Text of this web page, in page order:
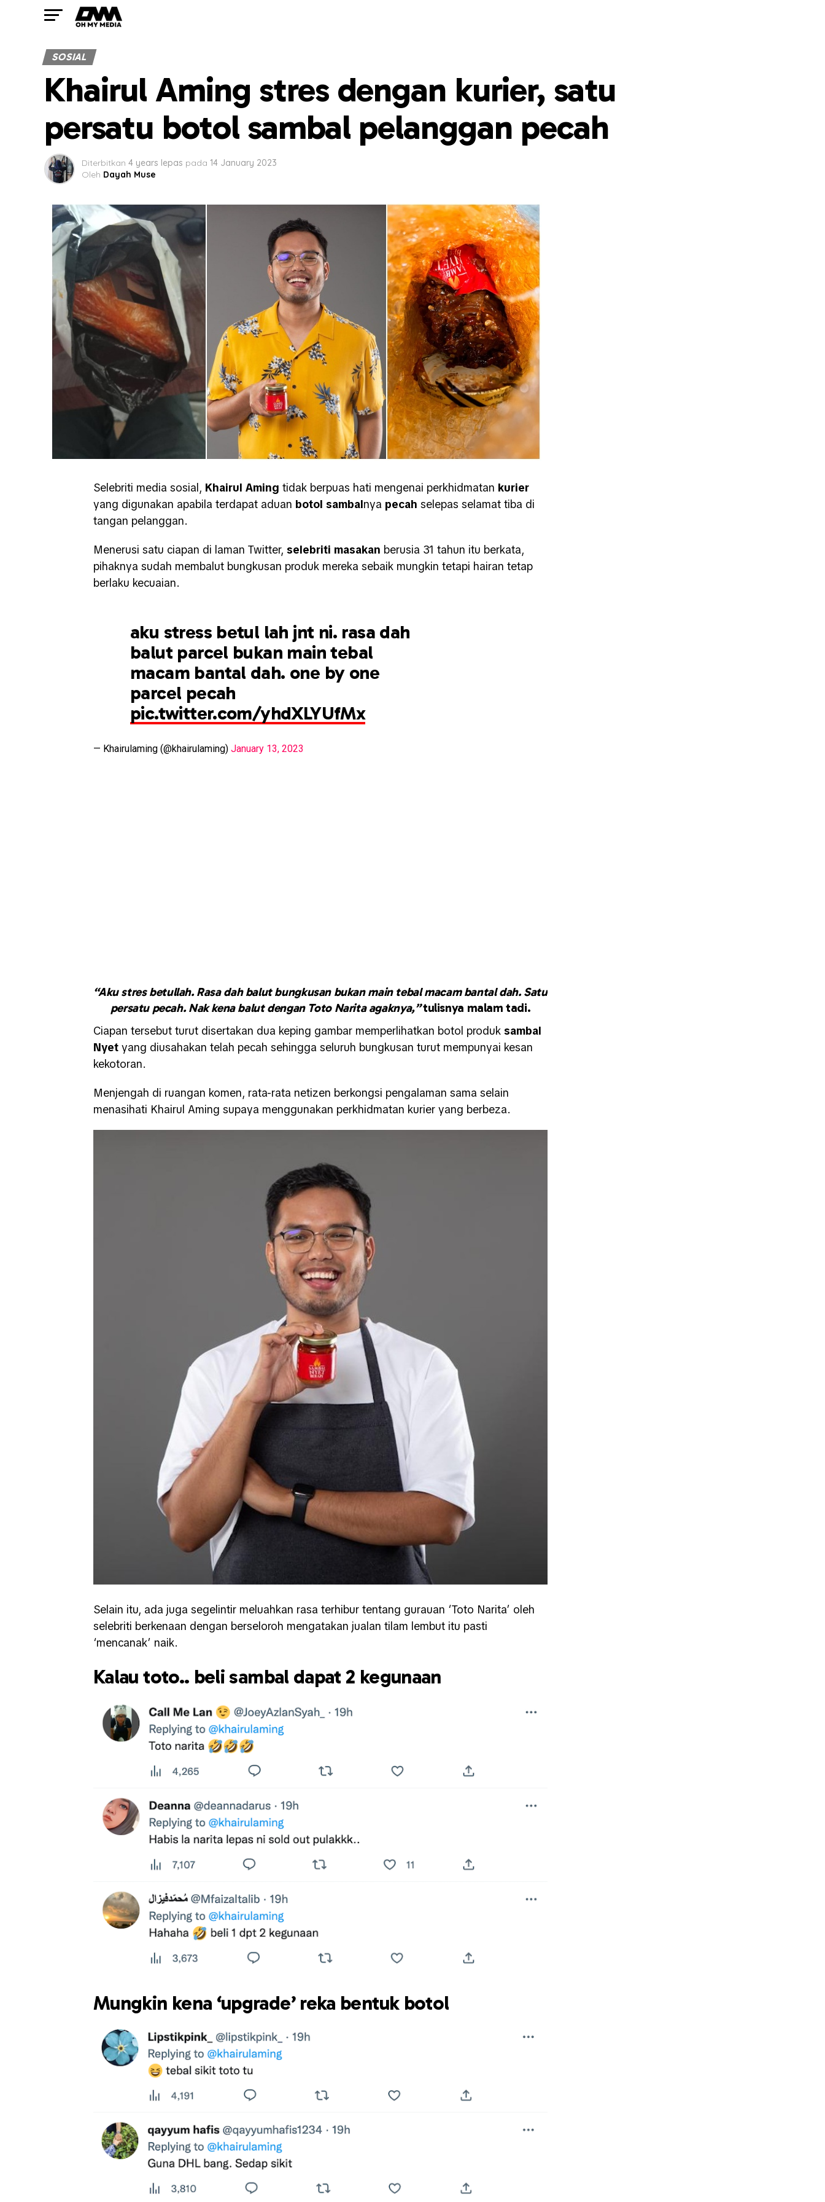
SOSIAL
Khairul Aming stres dengan kurier, satu
persatu botol sambal pelanggan pecah
Diterbitkan 4 years lepas pada 14 January 2023
Oleh Dayah Muse
Selebriti media sosial, Khairul Aming tidak berpuas hati mengenai perkhidmatan kurier
yang digunakan apabila terdapat aduan botol sambalnya pecah selepas selamat tiba di
tangan pelanggan.
Menerusi satu ciapan di laman Twitter, selebriti masakan berusia 31 tahun itu berkata,
pihaknya sudah membalut bungkusan produk mereka sebaik mungkin tetapi hairan tetap
berlaku kecuaian.
aku stress betul lah jnt ni. rasa dah
balut parcel bukan main tebal
macam bantal dah. one by one
parcel pecah
pic.twitter.com/yhdXLYUfMx
— Khairulaming (@khairulaming) January 13, 2023
“Aku stres betullah. Rasa dah balut bungkusan bukan main tebal macam bantal dah. Satu
persatu pecah. Nak kena balut dengan Toto Narita agaknya,”tulisnya malam tadi.
Ciapan tersebut turut disertakan dua keping gambar memperlihatkan botol produk sambal
Nyet yang diusahakan telah pecah sehingga seluruh bungkusan turut mempunyai kesan
kekotoran.
Menjengah di ruangan komen, rata-rata netizen berkongsi pengalaman sama selain
menasihati Khairul Aming supaya menggunakan perkhidmatan kurier yang berbeza.
Selain itu, ada juga segelintir meluahkan rasa terhibur tentang gurauan ‘Toto Narita’ oleh
selebriti berkenaan dengan berseloroh mengatakan jualan tilam lembut itu pasti
‘mencanak’ naik.
Kalau toto.. beli sambal dapat 2 kegunaan
Mungkin kena ‘upgrade’ reka bentuk botol